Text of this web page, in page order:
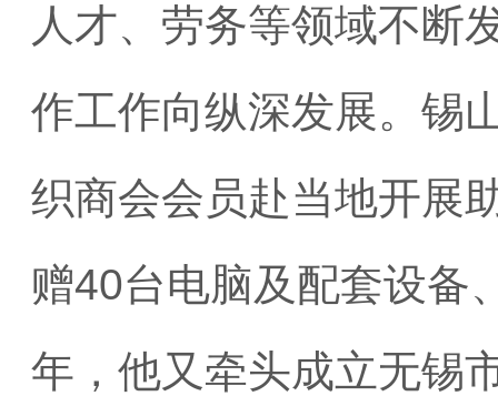
人才、劳务等领域不断
作工作向纵深发展。锡
织商会会员赴当地开展
赠40台电脑及配套设备
年，他又牵头成立无锡